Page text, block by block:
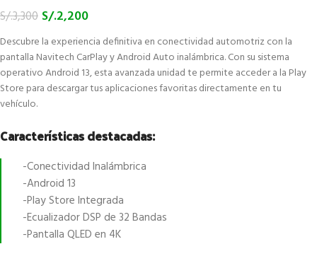
S/.3,300 S/.2,200
Descubre la experiencia definitiva en conectividad automotriz con la
pantalla Navitech CarPlay y Android Auto inalámbrica. Con su sistema
operativo Android 13, esta avanzada unidad te permite acceder a la Play
Store para descargar tus aplicaciones favoritas directamente en tu
vehículo.
Características destacadas:
-Conectividad Inalámbrica
-Android 13
-Play Store Integrada
-Ecualizador DSP de 32 Bandas
-Pantalla QLED en 4K